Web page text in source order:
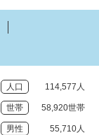
人口 114,577人
世帯 58,920世帯
男性 55,710人